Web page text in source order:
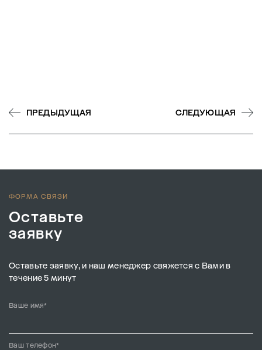
ПРЕДЫДУЩАЯ СЛЕДУЮЩАЯ
ФОРМА СВЯЗИ
Оставьте
заявку
Оставьте заявку, и наш менеджер свяжется с Вами в
течение 5 минут
Ваше имя*
Ваш телефон*